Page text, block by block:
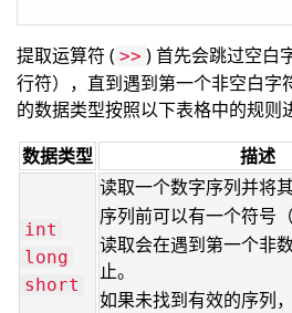
提取运算符 ( >> ) 首先会跳过空白
行符），直到遇到第一个非空白字
的数据类型按照以下表格中的规则
数据类型
描述
int
long
short
读取一个数字序列并将
序列前可以有一个符号（
读取会在遇到第一个非
止。
如果未找到有效的序列，